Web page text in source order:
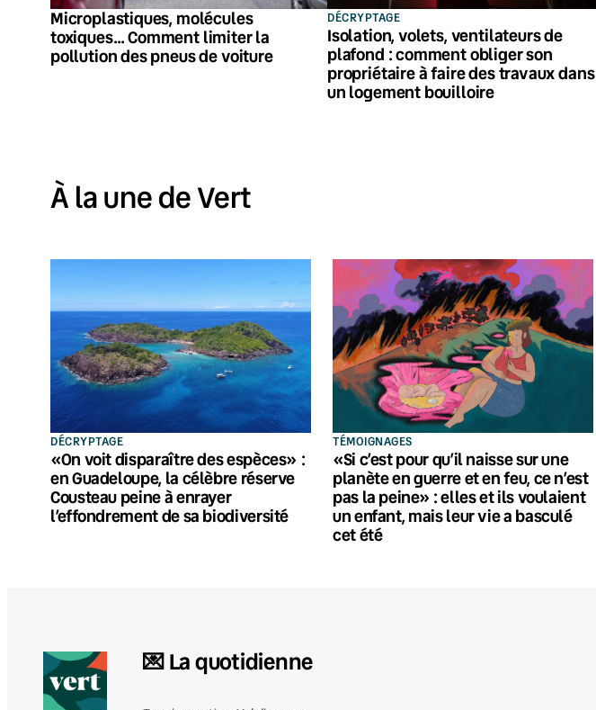
Microplastiques, molécules
toxiques… Comment limiter la
pollution des pneus de voiture
DÉCRYPTAGE
Isolation, volets, ventilateurs de
plafond : comment obliger son
propriétaire à faire des travaux dans
un logement bouilloire
À la une de Vert
DÉCRYPTAGE
«On voit disparaître des espèces» :
en Guadeloupe, la célèbre réserve
Cousteau peine à enrayer
l’effondrement de sa biodiversité
TÉMOIGNAGES
«Si c’est pour qu’il naisse sur une
planète en guerre et en feu, ce n’est
pas la peine» : elles et ils voulaient
un enfant, mais leur vie a basculé
cet été
💌 La quotidienne